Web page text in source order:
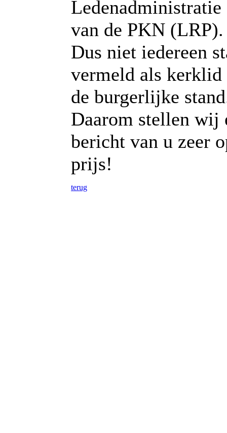
Ledenadministratie
van de PKN (LRP).
Dus niet iedereen
vermeld als
de burgerlijke
Daarom stellen wij
bericht van u zeer
prijs!
terug